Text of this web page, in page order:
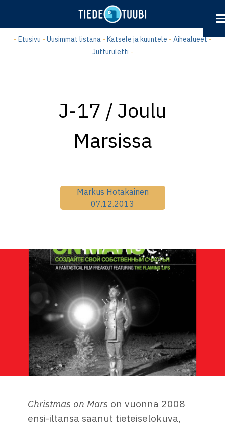
- Etusivu - Uusimmat listana- Katsele ja kuuntele - Aihealueet-
Jutturuletti -
J-17 / Joulu
Marsissa
Markus Hotakainen
07.12.2013
Christmas on Mars on vuonna 2008
ensi-iltansa saanut tieteiselokuva,